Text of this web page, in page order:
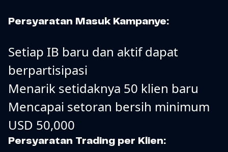
Persyaratan Masuk Kampanye:
Setiap IB baru dan aktif dapat
berpartisipasi
Menarik setidaknya 50 klien baru
Mencapai setoran bersih minimum
USD 50,000
Persyaratan Trading per Klien: